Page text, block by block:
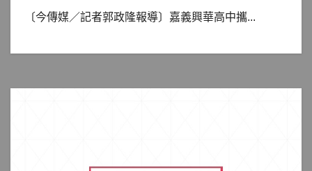
〔今傳媒／記者郭政隆報導〕嘉義興華高中攜...